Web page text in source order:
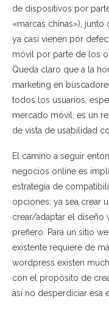
de dispositivos por
«marcas chinas»),
ya casi vienen por
móvil por parte de los
Queda claro que a la
marketing en
todos los usuarios,
mercado móvil, es un
de vista de usabilidad
El camino a seguir
negocios online es
estrategia de
opciones: ya sea crear
crear/adaptar el diseño
prefiero. Para un sitio
existente requiere de
wordpress existen
con el propósito de
así no desperdiciar esa